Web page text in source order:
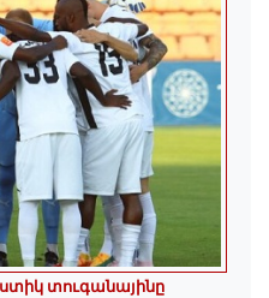
տուգանայինը